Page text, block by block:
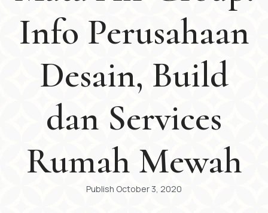
Info Perusahaan
Desain, Build
dan Services
Rumah Mewah
Publish October 3, 2020